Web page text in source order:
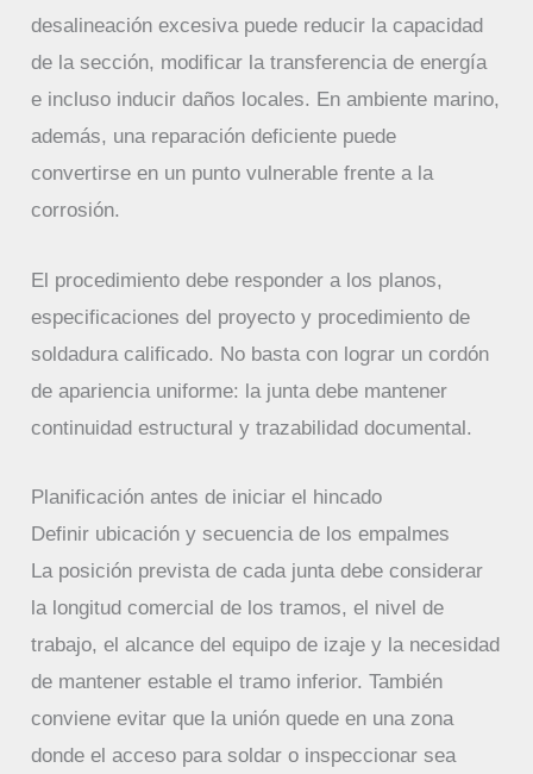
desalineación excesiva puede reducir la capacidad
de la sección, modificar la transferencia de energía
e incluso inducir daños locales. En ambiente marino,
además, una reparación deficiente puede
convertirse en un punto vulnerable frente a la
corrosión.
El procedimiento debe responder a los planos,
especificaciones del proyecto y procedimiento de
soldadura calificado. No basta con lograr un cordón
de apariencia uniforme: la junta debe mantener
continuidad estructural y trazabilidad documental.
Planificación antes de iniciar el hincado
Definir ubicación y secuencia de los empalmes
La posición prevista de cada junta debe considerar
la longitud comercial de los tramos, el nivel de
trabajo, el alcance del equipo de izaje y la necesidad
de mantener estable el tramo inferior. También
conviene evitar que la unión quede en una zona
donde el acceso para soldar o inspeccionar sea